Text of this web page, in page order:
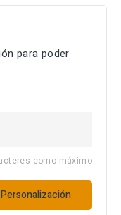
para poder
como máximo